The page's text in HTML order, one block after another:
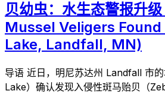
贝幼虫：水生态警报升
Mussel Veligers
Lake, Landfall, MN)
导语 近日，明尼苏达州 Landfall 市
Lake）确认发现入侵性斑马贻贝（